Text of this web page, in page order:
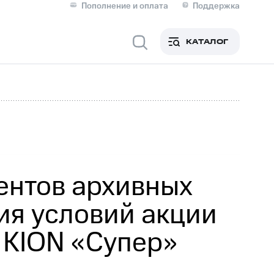
Пополнение и оплата
Поддержка
Личные кабинеты
Мобильная связь
Сервисы и подписки
КАТАЛОГ
архивных
условий акции
«Супер»